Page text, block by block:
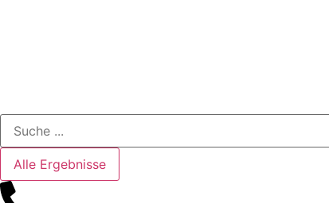
Alle Ergebnisse